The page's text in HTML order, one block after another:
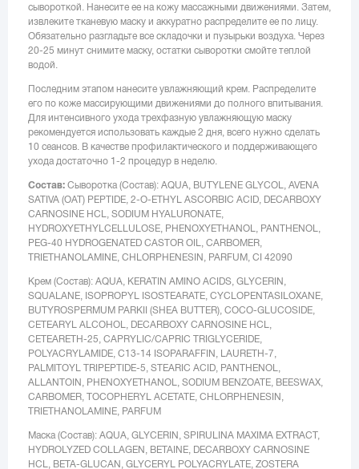
сывороткой. Нанесите ее на кожу массажными движениями. Затем,
извлеките тканевую маску и аккуратно распределите ее по лицу.
Обязательно разгладьте все складочки и пузырьки воздуха. Через
20-25 минут снимите маску, остатки сыворотки смойте теплой
водой.
Последним этапом нанесите увлажняющий крем. Распределите
его по коже массирующими движениями до полного впитывания.
Для интенсивного ухода трехфазную увлажняющую маску
рекомендуется использовать каждые 2 дня, всего нужно сделать
10 сеансов. В качестве профилактического и поддерживающего
ухода достаточно 1-2 процедур в неделю.
Состав: Сыворотка (Состав): AQUA, BUTYLENE GLYCOL, AVENA
SATIVA (OAT) PEPTIDE, 2-O-ETHYL ASCORBIC ACID, DECARBOXY
CARNOSINE HCL, SODIUM HYALURONATE,
HYDROXYETHYLCELLULOSE, PHENOXYETHANOL, PANTHENOL,
PEG-40 HYDROGENATED CASTOR OIL, CARBOMER,
TRIETHANOLAMINE, CHLORPHENESIN, PARFUM, CI 42090
Крем (Состав): AQUA, KERATIN AMINO ACIDS, GLYCERIN,
SQUALANE, ISOPROPYL ISOSTEARATE, CYCLOPENTASILOXANE,
BUTYROSPERMUM PARKII (SHEA BUTTER), COCO-GLUCOSIDE,
CETEARYL ALCOHOL, DECARBOXY CARNOSINE HCL,
CETEARETH-25, CAPRYLIC/CAPRIC TRIGLYCERIDE,
POLYACRYLAMIDE, C13-14 ISOPARAFFIN, LAURETH-7,
PALMITOYL TRIPEPTIDE-5, STEARIC ACID, PANTHENOL,
ALLANTOIN, PHENOXYETHANOL, SODIUM BENZOATE, BEESWAX,
CARBOMER, TOCOPHERYL ACETATE, CHLORPHENESIN,
TRIETHANOLAMINE, PARFUM
Маска (Состав): AQUA, GLYCERIN, SPIRULINA MAXIMA EXTRACT,
HYDROLYZED COLLAGEN, BETAINE, DECARBOXY CARNOSINE
HCL, BETA-GLUCAN, GLYCERYL POLYACRYLATE, ZOSTERA